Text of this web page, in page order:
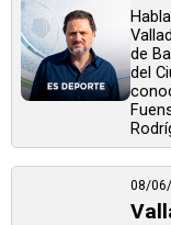
de
del
08/